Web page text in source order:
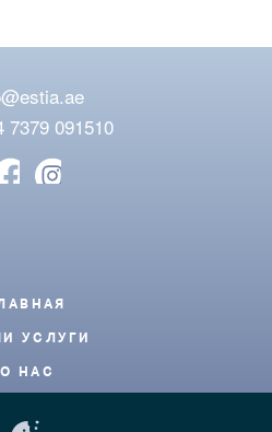
7379 091510
УСЛУГИ
О НАС